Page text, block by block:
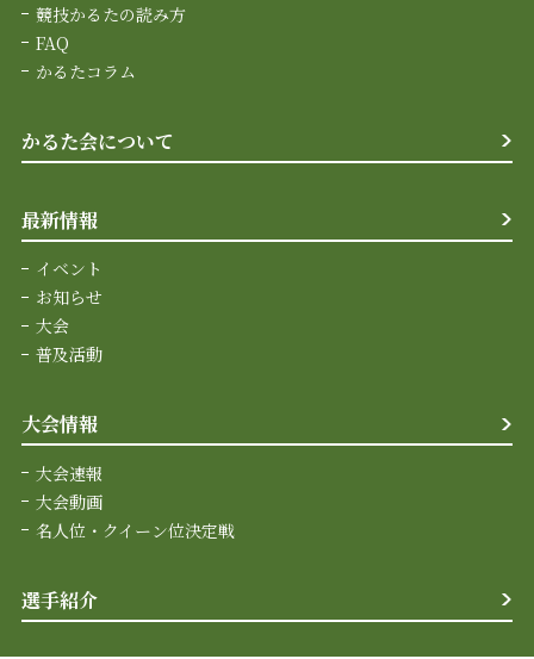
競技かるたの読み方
FAQ
かるたコラム
かるた会について
最新情報
イベント
お知らせ
大会
普及活動
大会情報
大会速報
大会動画
名人位・クイーン位決定戦
選手紹介